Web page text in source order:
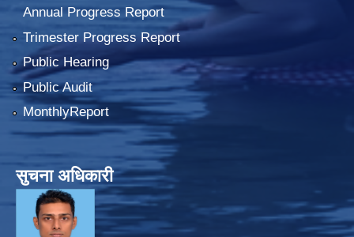
Annual Progress Report
Trimester Progress Report
Public Hearing
Public Audit
MonthlyReport
सुचना अधिकारी